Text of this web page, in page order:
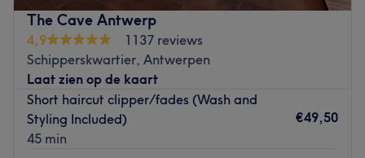
lokken? Dan ben je hier ook aan het juiste adres. N’hair:g
is extension specialist en werkt met puur, onbehandeld
Braziliaans haar. Producten in de salon zijn van het
Australische merk EVO Hair.
Go to venue
The Cave Antwerp
4,9
1137 reviews
Schipperskwartier, Antwerpen
Laat zien op de kaart
Short haircut clipper/fades (Wash and
Styling Included)
45 min
€49,50